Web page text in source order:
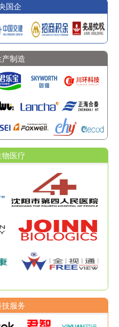
国企
制造
医疗
服务